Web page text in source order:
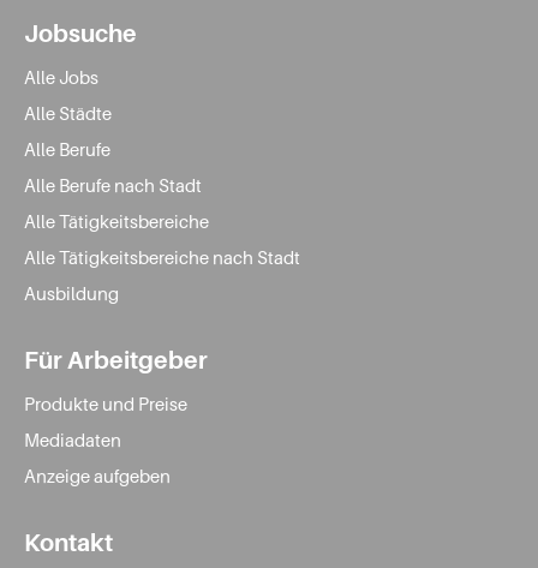
Jobsuche
Alle Jobs
Alle Städte
Alle Berufe
Alle Berufe nach Stadt
Alle Tätigkeitsbereiche
Alle Tätigkeitsbereiche nach Stadt
Ausbildung
Für Arbeitgeber
Produkte und Preise
Mediadaten
Anzeige aufgeben
Kontakt